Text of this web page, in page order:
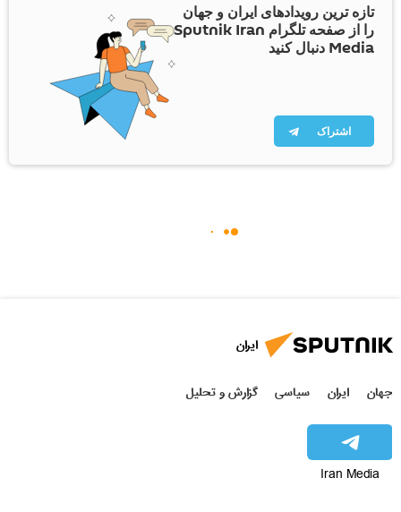
تازه ترین رویدادهای ایران و جهان
را از صفحه تلگرام Sputnik Iran
Media دنبال کنید
اشتراک
ایران
جهان ایران سیاسی گزارش و تحلیل
Iran Media